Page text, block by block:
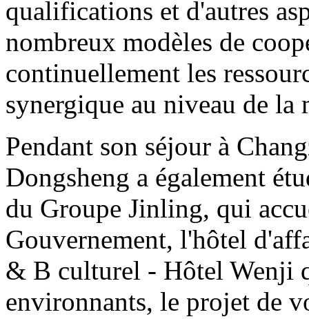
qualifications et d'autres
nombreux modèles de
continuellement les
synergique au niveau de la
Pendant son séjour à
Dongsheng a également
du Groupe Jinling, qui
Gouvernement, l'hôtel
& B culturel - Hôtel Wenji
environnants, le projet de